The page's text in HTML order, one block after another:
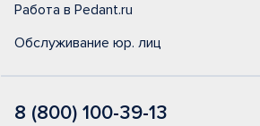
Работа в Pedant.ru
Обслуживание юр. лиц
8 (800) 100-39-13